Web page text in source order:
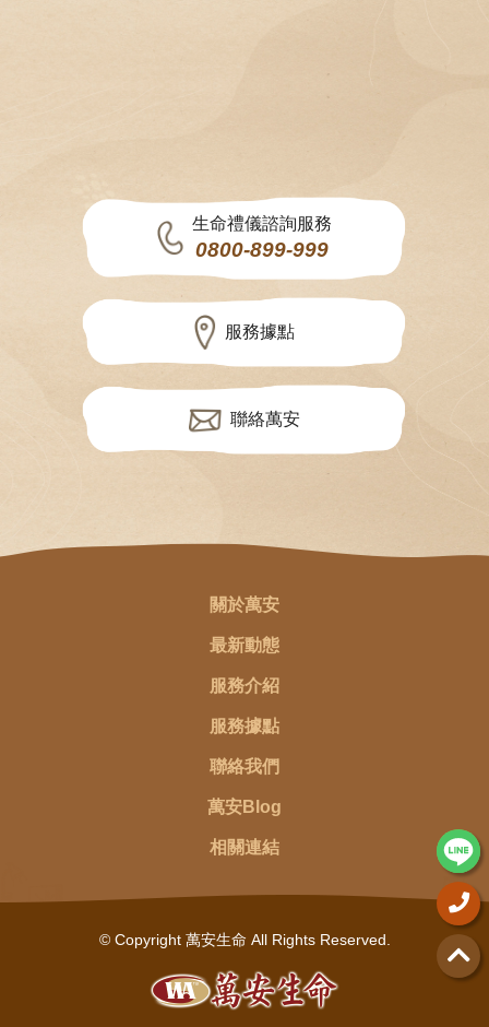
生命禮儀諮詢服務
0800-899-999
服務據點
聯絡萬安
關於萬安
最新動態
服務介紹
服務據點
聯絡我們
萬安Blog
相關連結
© Copyright 萬安生命 All Rights Reserved.